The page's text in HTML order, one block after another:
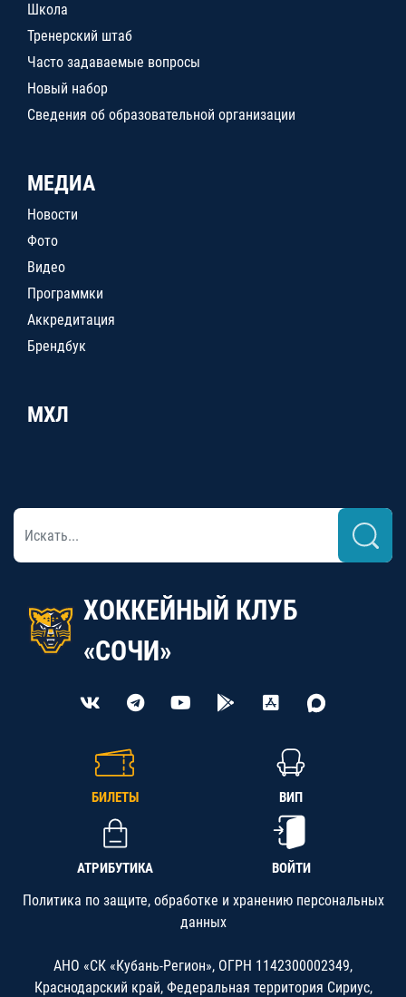
Школа
Тренерский штаб
Часто задаваемые вопросы
Новый набор
Сведения об образовательной организации
МЕДИА
Новости
Фото
Видео
Программки
Аккредитация
Брендбук
МХЛ
ХОККЕЙНЫЙ КЛУБ
«СОЧИ»
БИЛЕТЫ ВИП
АТРИБУТИКА ВОЙТИ
Политика по защите, обработке и хранению персональных
данных
АНО «СК «Кубань-Регион», ОГРН 1142300002349,
Краснодарский край, Федеральная территория Сириус,